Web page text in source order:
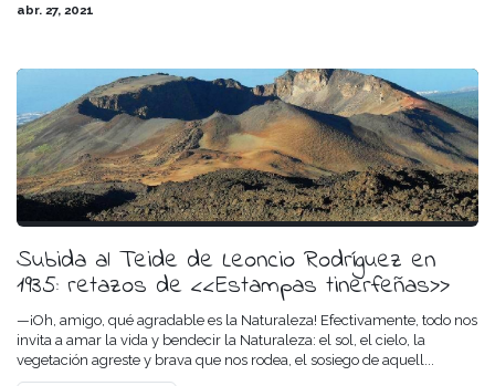
abr. 27, 2021
Subida al Teide de Leoncio Rodríguez en
1935: retazos de <<Estampas tinerfeñas>>
—¡Oh, amigo, qué agradable es la Naturaleza! Efectivamente, todo nos
invita a amar la vida y bendecir la Naturaleza: el sol, el cielo, la
vegetación agreste y brava que nos rodea, el sosiego de aquell...